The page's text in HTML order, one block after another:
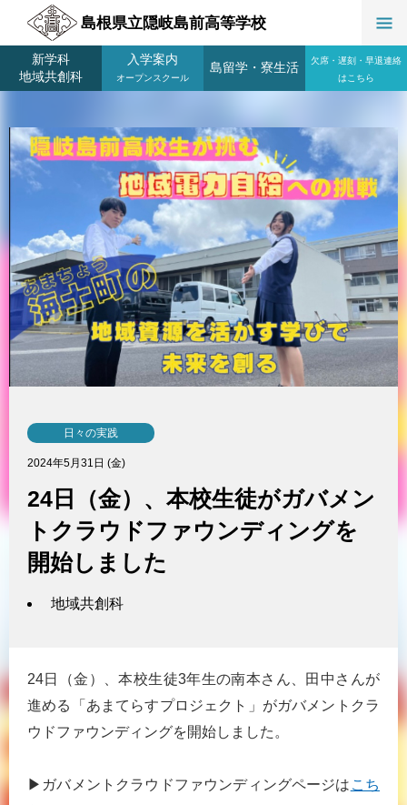
島根県立隠岐島前高等学校
新学科
地域共創科
入学案内
オープンスクール
島留学 ・ 寮生活
欠席・遅刻・早退連絡
はこちら
日々の実践
2024年5月31日 (金)
24日（金）、本校生徒がガバメン
トクラウドファウンディングを
開始しました
地域共創科
24日（金）、本校生徒3年生の南本さん、田中さんが
進める「あまてらすプロジェクト」がガバメントクラ
ウドファウンディングを開始しました。
▶︎ガバメントクラウドファウンディングページは こち